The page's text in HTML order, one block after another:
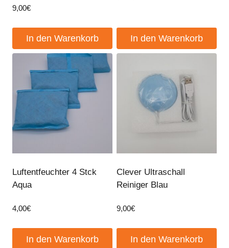
9,00€
In den Warenkorb In den Warenkorb
Luftentfeuchter 4 Stck
Aqua
4,00€
In den Warenkorb
Clever Ultraschall
Reiniger Blau
9,00€
In den Warenkorb